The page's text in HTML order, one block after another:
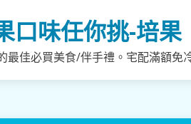
口味任你挑-培果
佳必買美食/伴手禮。宅配滿額免